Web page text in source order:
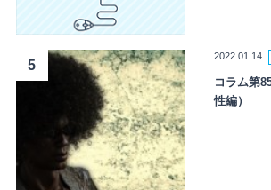
5
2022.01.14
コラム第
性編）